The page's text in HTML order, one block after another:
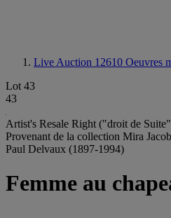
Live Auction 12610 Oeuvres
Lot 43
43
Artist's Resale Right ("droit de
Provenant de la collection Mira Jacob
Paul Delvaux (1897-1994)
Femme au